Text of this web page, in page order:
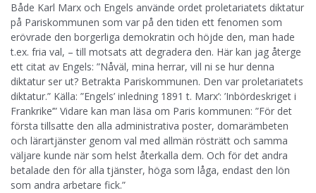
Både Karl Marx och Engels använde ordet proletariatets diktatur
på Pariskommunen som var på den tiden ett fenomen som
erövrade den borgerliga demokratin och höjde den, man hade
t.ex. fria val, – till motsats att degradera den. Här kan jag återge
ett citat av Engels: ”Nåväl, mina herrar, vill ni se hur denna
diktatur ser ut? Betrakta Pariskommunen. Den var proletariatets
diktatur.” Källa: ”Engels’ inledning 1891 t. Marx’: ’Inbördeskriget i
Frankrike’” Vidare kan man läsa om Paris kommunen: ”För det
första tillsatte den alla administrativa poster, domarämbeten
och lärartjänster genom val med allmän rösträtt och samma
väljare kunde när som helst återkalla dem. Och för det andra
betalade den för alla tjänster, höga som låga, endast den lön
som andra arbetare fick.”